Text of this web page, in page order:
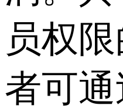
员权
者可